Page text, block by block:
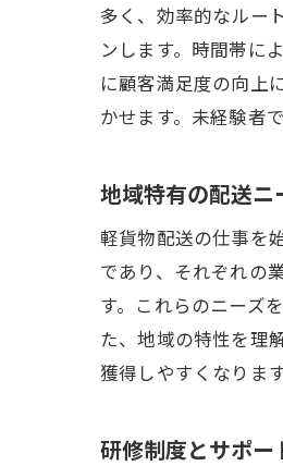
多く、効率的なルー
ンします。時間帯に
に顧客満足度の向上
かせます。未経験者
地域特有の配送ニ
軽貨物配送の仕事を
であり、それぞれの
す。これらのニーズ
た、地域の特性を理
獲得しやすくなりま
研修制度とサポ